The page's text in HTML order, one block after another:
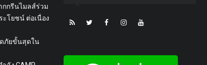
กกรีนไมลส์ร่วม
โยชน์ ต่อเนื่อง
ภัยขั้นสุดใน